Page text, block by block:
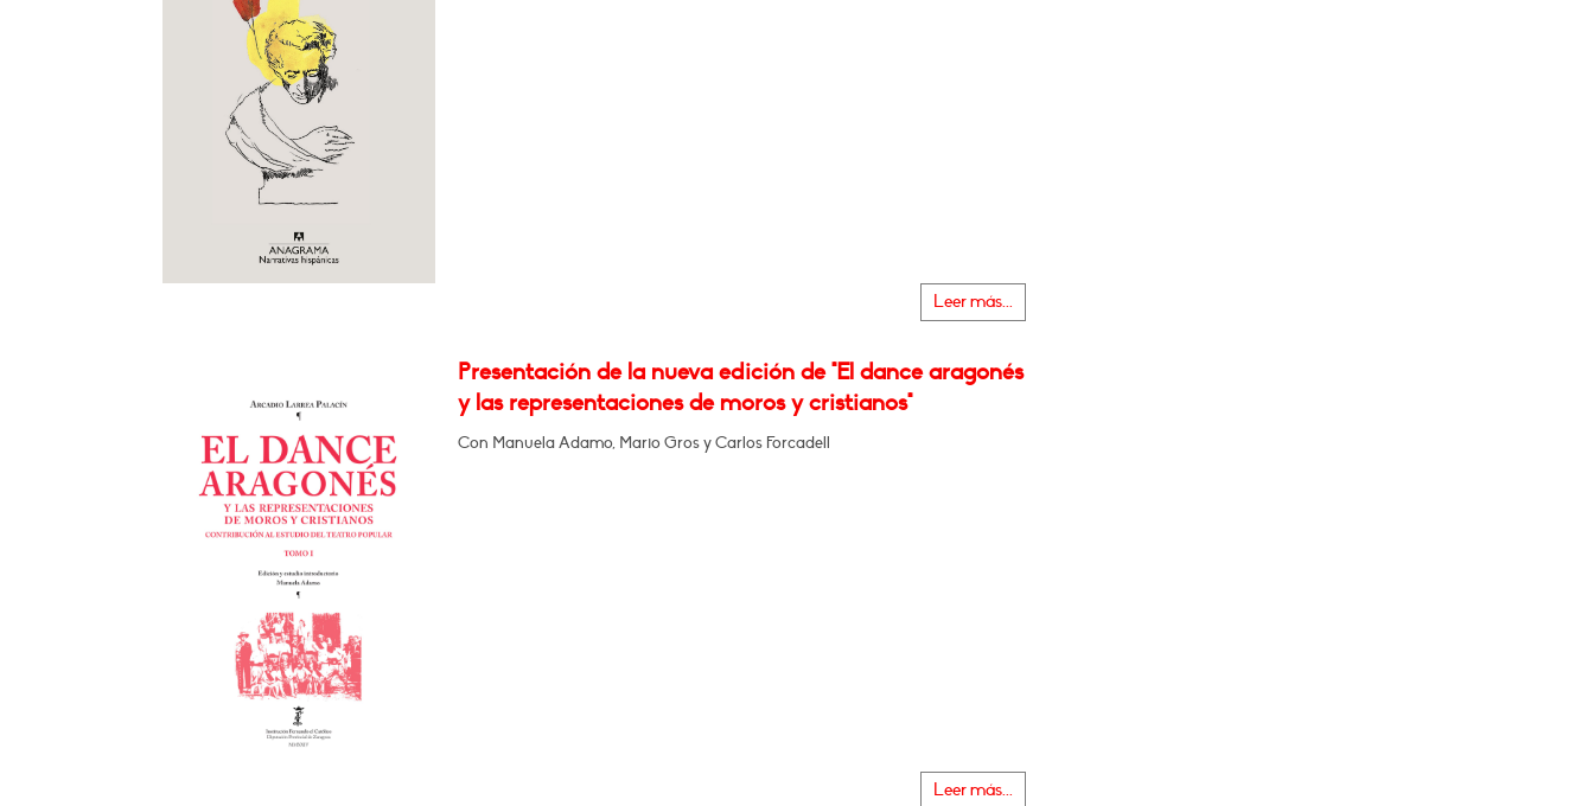
Leer más...
Presentación de la nueva edición de "El dance aragonés
y las representaciones de moros y cristianos"
Con Manuela Adamo, Mario Gros y Carlos Forcadell
Leer más...